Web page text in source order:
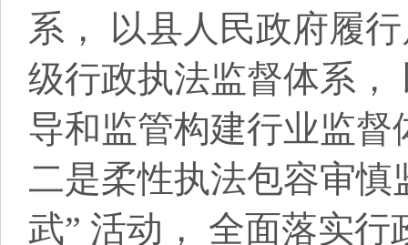
系， 以县人民政府履
级行政执法监督体系
导和监管构建行业监
二是柔性执法包容审慎
武” 活动， 全面落实行